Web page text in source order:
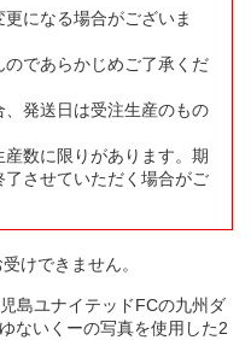
になる場合がございま
であらかじめご了承くだ
発送日は受注生産のもの
数に限りがあります。期
させていただく場合がご
けできません。
島ユナイテッドFCの九州ダ
ないくーの写真を使用した2